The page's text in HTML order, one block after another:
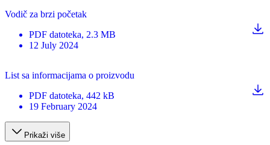
Vodič za brzi početak
PDF datoteka, 2.3 MB
12 July 2024
List sa informacijama o proizvodu
PDF datoteka, 442 kB
19 February 2024
Prikaži više